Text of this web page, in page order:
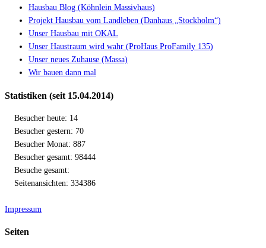
Hausbau Blog (Köhnlein Massivhaus)
Projekt Hausbau vom Landleben (Danhaus „Stockholm“)
Unser Hausbau mit OKAL
Unser Haustraum wird wahr (ProHaus ProFamily 135)
Unser neues Zuhause (Massa)
Wir bauen dann mal
Statistiken (seit 15.04.2014)
Besucher heute: 14
Besucher gestern: 70
Besucher Monat: 887
Besucher gesamt: 98444
Besuche gesamt:
Seitenansichten: 334386
Impressum
Seiten